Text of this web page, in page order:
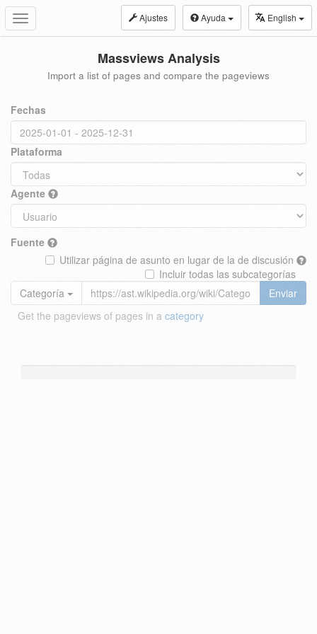
Toggle
navigation
Ajustes Ayuda English
Massviews Analysis
Import a list of pages and compare the pageviews
Fechas
Plataforma
Agente
Fuente
Utilizar página de asunto en lugar de la de discusión
Incluir todas las subcategorías
Categoría
Enviar
Get the pageviews of pages in a category